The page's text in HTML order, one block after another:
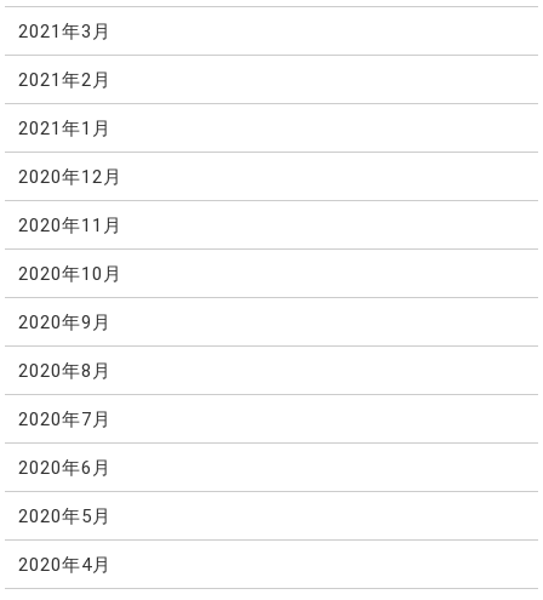
2021年3月
2021年2月
2021年1月
2020年12月
2020年11月
2020年10月
2020年9月
2020年8月
2020年7月
2020年6月
2020年5月
2020年4月